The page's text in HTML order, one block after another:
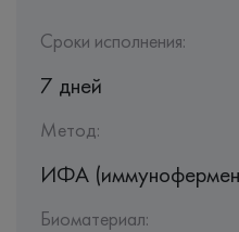
Сроки исполнения:
7 дней
Метод:
ИФА
Биоматериал: